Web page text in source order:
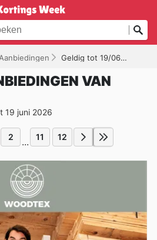
Aanbiedingen Geldig tot 19/06/2026
VAN
19 juni 2026
2 ... 11 12